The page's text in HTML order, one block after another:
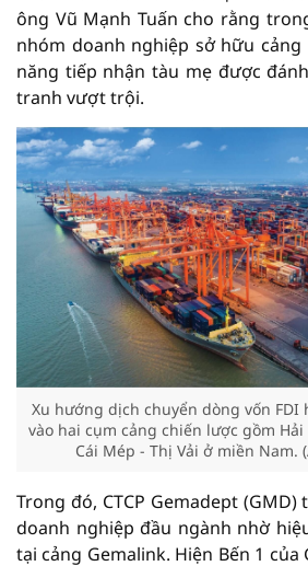
ông Vũ Mạnh Tuấn cho rằng
nhóm doanh nghiệp sở hữu cảng
năng tiếp nhận tàu mẹ được
tranh vượt trội.
Xu hướng dịch chuyển dòng vốn
vào hai cụm cảng chiến lược gồm Hải
Cái Mép - Thị Vải ở miền Nam.
Trong đó, CTCP Gemadept
doanh nghiệp đầu ngành nhờ
tại cảng Gemalink. Hiện Bến 1